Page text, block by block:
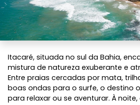
Itacaré, situada no sul da Bahia,
mistura de natureza exuberante e
Entre praias cercadas por mata,
boas ondas para o surfe, o destino
para relaxar ou se aventurar. À